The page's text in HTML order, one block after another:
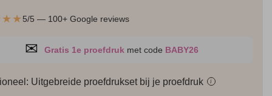
5/5 — 100+ Google reviews
✉ Gratis 1e proefdruk met code BABY26
Uitgebreide proefdrukset bij je proefdruk i